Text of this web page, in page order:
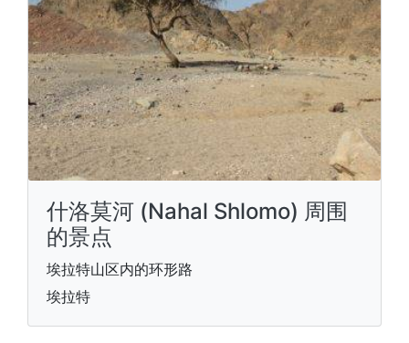
什洛莫河 (Nahal Shlomo) 周围
的景点
埃拉特山区内的环形路
埃拉特